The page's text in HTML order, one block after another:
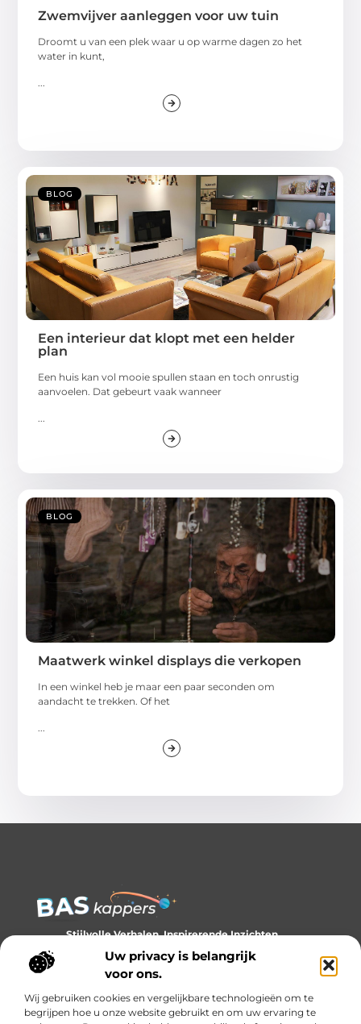
Uw privacy is belangrijk
voor ons.
Wij gebruiken cookies en vergelijkbare technologieën om te
begrijpen hoe u onze website gebruikt en om uw ervaring te
Zwemvijver aanleggen voor uw tuin
Droomt u van een plek waar u op warme dagen zo het
water in kunt,
BLOG
Een interieur dat klopt met een helder
plan
Een huis kan vol mooie spullen staan en toch onrustig
aanvoelen. Dat gebeurt vaak wanneer
BLOG
Maatwerk winkel displays die verkopen
In een winkel heb je maar een paar seconden om
aandacht te trekken. Of het
Stijlvolle Verhalen, Inspirerende Inzichten.
Ontdek trends, tips en verhalen die je kijk op stijl verrijken.
Bericht categorie